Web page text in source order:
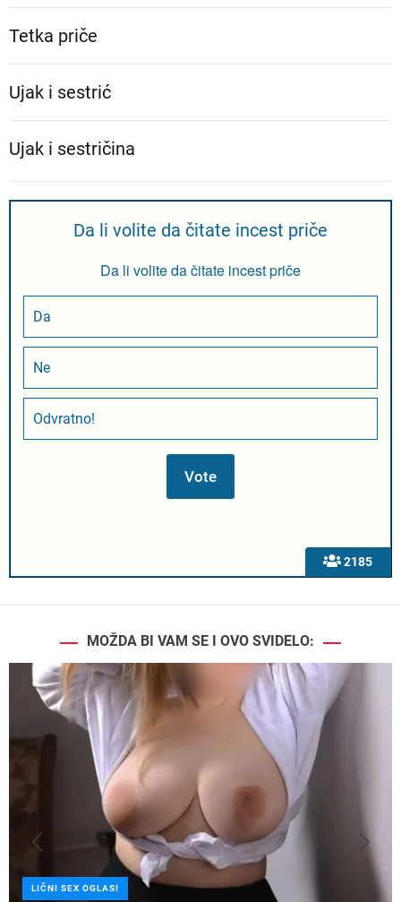
Tetka priče
Ujak i sestrić
Ujak i sestričina
2185
Da li volite da čitate incest priče
Da li volite da čitate incest priče
Da
Ne
Odvratno!
MOŽDA BI VAM SE I OVO SVIDELO:
LIČNI SEX OGLASI